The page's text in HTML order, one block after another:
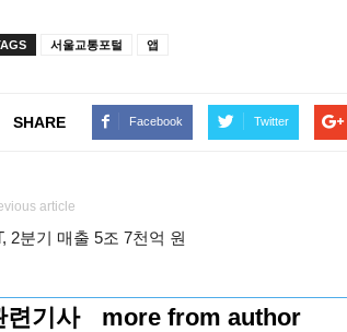
서울교통포털 앱
SHARE Facebook Twitter
article
2분기 매출 5조 7천억 원
련기사 more from author